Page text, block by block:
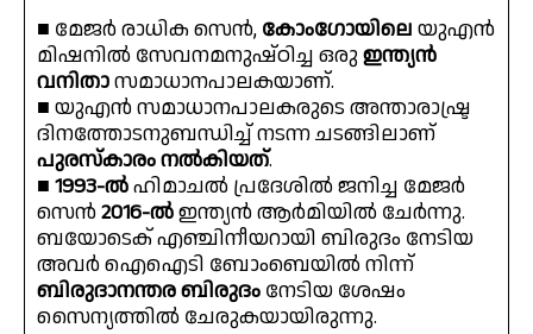
■ മേജർ രാധിക സെൻ, കോംഗോയിലെ യുഎൻ
മിഷനിൽ സേവനമനുഷ്ഠിച്ച ഒരു ഇന്ത്യൻ
വനിതാസമാധാനപാലകയാണ്.
■ യുഎൻ സമാധാനപാലകരുടെ അന്താരാഷ്ട്ര
ദിനത്തോടനുബന്ധിച്ച് നടന്ന ചടങ്ങിലാണ്
പുരസ്കാരം നൽകിയത്.
■ 1993-ൽഹിമാചൽ പ്രദേശിൽ ജനിച്ച മേജർ
സെൻ2016-ൽഇന്ത്യൻ ആർമിയിൽ ചേർന്നു.
ബയോടെക് എഞ്ചിനീയറായി ബിരുദം നേടിയ
അവർ ഐഐടി ബോംബെയിൽ നിന്ന്
ബിരുദാനന്തര ബിരുദം നേടിയ ശേഷം
സൈന്യത്തിൽ ചേരുകയായിരുന്നു.